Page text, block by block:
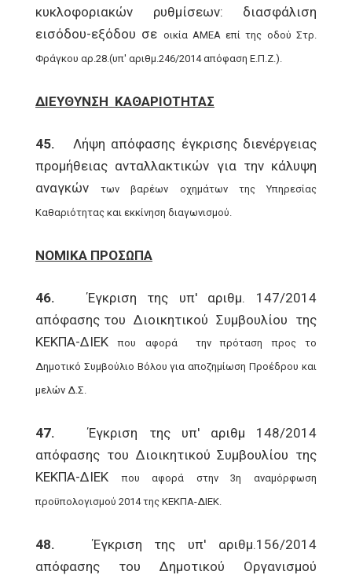
κυκλοφοριακών ρυθμίσεων: διασφάλιση
εισόδου-εξόδου σε οικία ΑΜΕΑ επί της οδού Στρ.
Φράγκου αρ.28.(υπ' αριθμ.246/2014 απόφαση Ε.Π.Ζ.).
ΔΙΕΥΘΥΝΣΗ ΚΑΘΑΡΙΟΤΗΤΑΣ
45. Λήψη απόφασης έγκρισης διενέργειας
προμήθειας ανταλλακτικών για την κάλυψη
αναγκώντων βαρέων οχημάτων της Υπηρεσίας
Καθαριότητας και εκκίνηση διαγωνισμού.
ΝΟΜΙΚΑ ΠΡΟΣΩΠΑ
46. Έγκριση της υπ' αριθμ. 147/2014
απόφασης του Διοικητικού Συμβουλίου της
ΚΕΚΠΑ-ΔΙΕΚπου αφορά την πρόταση προς το
Δημοτικό Συμβούλιο Βόλου για αποζημίωση Προέδρου και
μελών Δ.Σ.
47. Έγκριση της υπ' αριθμ 148/2014
απόφασης του Διοικητικού Συμβουλίου της
ΚΕΚΠΑ-ΔΙΕΚπου αφορά στην 3η αναμόρφωση
προϋπολογισμού 2014 της ΚΕΚΠΑ-ΔΙΕΚ.
48. Έγκριση της υπ' αριθμ.156/2014
απόφασης του Δημοτικού Οργανισμού